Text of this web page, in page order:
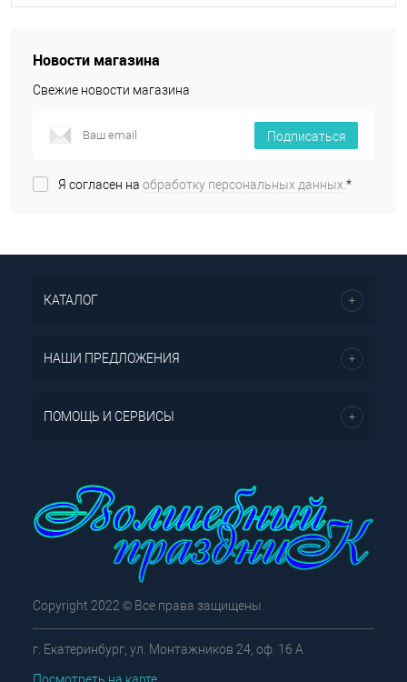
Новости магазина
Свежие новости магазина
Подписаться
Я согласен на обработку персональных данных.*
КАТАЛОГ
НАШИ ПРЕДЛОЖЕНИЯ
ПОМОЩЬ И СЕРВИСЫ
Copyright 2022 © Все права защищены.
г. Екатеринбург, ул. Монтажников 24, оф. 16 А